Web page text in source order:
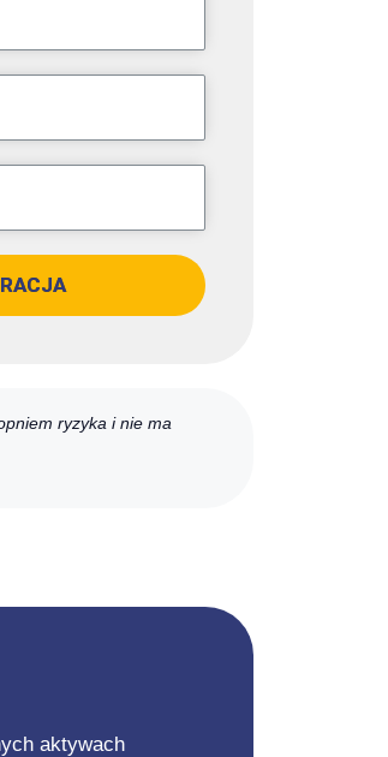
ryzyka i nie ma
aktywach